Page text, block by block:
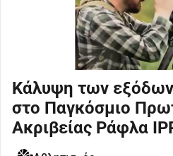
Κάλυψη των
στο Παγκόσμιο
Ακριβείας Ράφλα